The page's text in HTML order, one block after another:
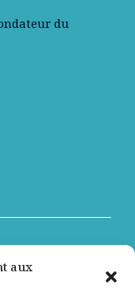
aux
du